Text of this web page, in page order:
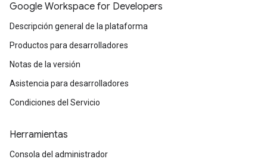
Google Workspace for Developers
Descripción general de la plataforma
Productos para desarrolladores
Notas de la versión
Asistencia para desarrolladores
Condiciones del Servicio
Herramientas
Consola del administrador